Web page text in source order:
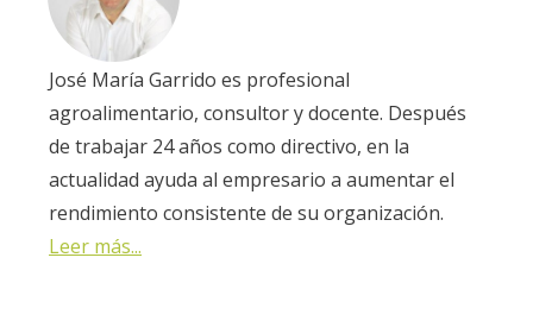
José María Garrido es profesional
agroalimentario, consultor y docente. Después
de trabajar 24 años como directivo, en la
actualidad ayuda al empresario a aumentar el
rendimiento consistente de su organización.
Leer más...